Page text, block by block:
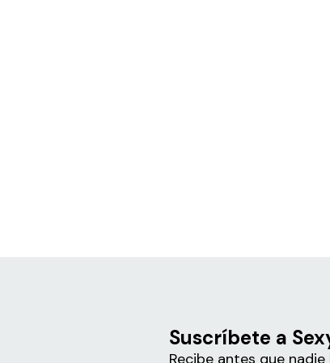
Suscríbete a